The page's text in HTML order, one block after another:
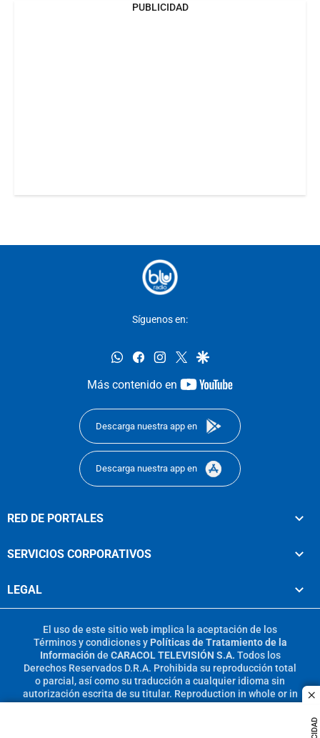
PUBLICIDAD
Síguenos en:
whatsappfacebookinstagram
twittergoogle
Más contenido en
youtube-
Descarga nuestra app en
Descarga nuestra app en
RED DE PORTALES
SERVICIOS CORPORATIVOS
LEGAL
El uso de este sitio web implica la aceptación de los
Términos y condicionesy Políticas de Tratamiento de la
Información de CARACOL TELEVISIÓN S.A. Todos los
Derechos Reservados D.R.A. Prohibida su reproducción total
o parcial, así como su traducción a cualquier idioma sin
autorización escrita de su titular. Reproduction in whole or in